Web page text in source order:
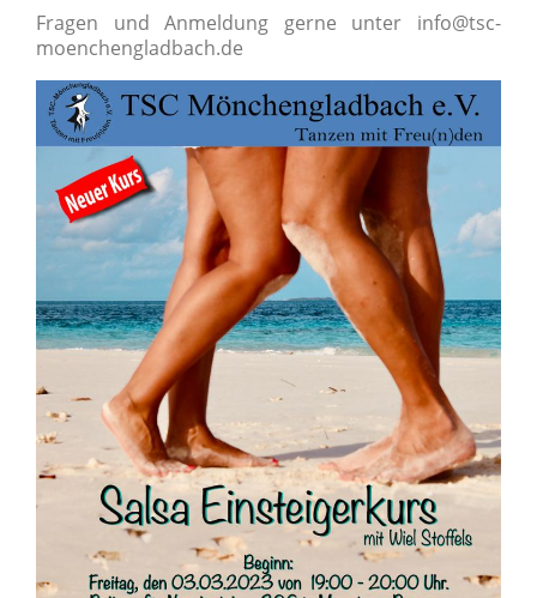
Fragen und Anmeldung gerne unter info@tsc-
moenchengladbach.de